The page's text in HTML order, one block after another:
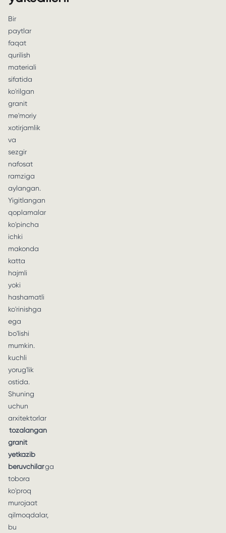
Bir
paytlar
faqat
qurilish
materiali
sifatida
ko'rilgan
granit
me'moriy
xotirjamlik
va
sezgir
nafosat
ramziga
aylangan.
Yigitlangan
qoplamalar
ko'pincha
ichki
makonda
katta
hajmli
yoki
hashamatli
ko'rinishga
ega
bo'lishi
mumkin.
kuchli
yorug'lik
ostida.
Shuning
uchun
arxitektorlar
tozalangan
granit
yetkazib
beruvchilarga
tobora
ko'proq
murojaat
qilmoqdalar,
bu